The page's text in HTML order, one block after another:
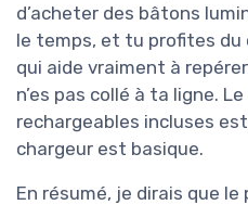
d’acheter des bâtons
le temps, et tu profites du
qui aide vraiment à
n’es pas collé à ta ligne.
rechargeables incluses
chargeur est basique.
En résumé, je dirais que le